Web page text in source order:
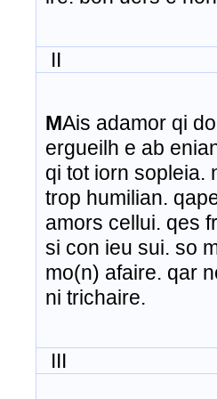
II
MAis adamor qi
ergueilh e ab
qi tot iorn sopleia.
trop humilian.
amors cellui. qes
si con ieu sui. so
mo(n) afaire. qar
ni trichaire.
III